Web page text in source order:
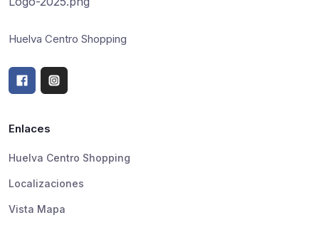
Huelva Centro Shopping
Enlaces
Huelva Centro Shopping
Localizaciones
Vista Mapa